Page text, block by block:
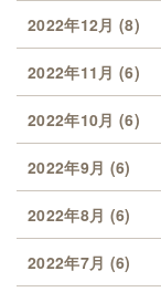
2022年12月 (8)
2022年11月 (6)
2022年10月 (6)
2022年9月 (6)
2022年8月 (6)
2022年7月 (6)